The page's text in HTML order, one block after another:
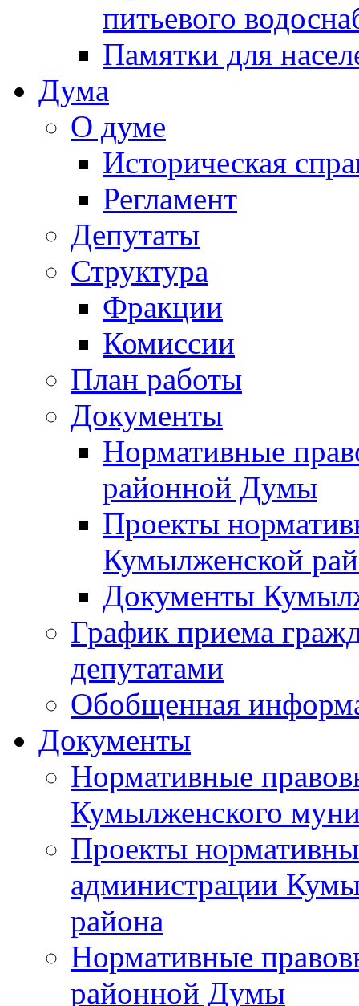
питьевого
Памятки для
Дума
О думе
Историческая
Регламент
Депутаты
Структура
Фракции
Комиссии
План работы
Документы
Нормативные
районной Думы
Проекты
Кумылженской
Документы
График приема
депутатами
Обобщенная
Документы
Нормативные
Кумылженского
Проекты
администрации
района
Нормативные
районной Думы